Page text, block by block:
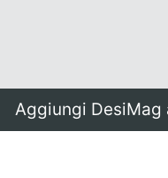
Aggiungi